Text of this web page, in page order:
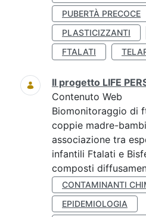
PUBERTÀ PRECOCE
PLASTICIZZANTI
FTALATI
Il progetto LIFE
Contenuto Web
Biomonitoraggio di
coppie madre-
associazione tra
infantili Ftalati e
composti
CONTAMINANTI
EPIDEMIOLOGIA